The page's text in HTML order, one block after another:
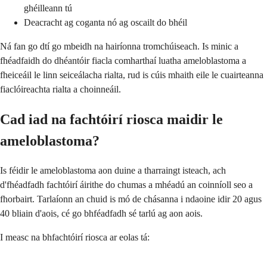
ghéilleann tú
Deacracht ag coganta nó ag oscailt do bhéil
Ná fan go dtí go mbeidh na hairíonna tromchúiseach. Is minic a
fhéadfaidh do dhéantóir fiacla comharthaí luatha ameloblastoma a
fheiceáil le linn seiceálacha rialta, rud is cúis mhaith eile le cuairteanna
fiaclóireachta rialta a choinneáil.
Cad iad na fachtóirí riosca maidir le
ameloblastoma?
Is féidir le ameloblastoma aon duine a tharraingt isteach, ach
d'fhéadfadh fachtóirí áirithe do chumas a mhéadú an coinníoll seo a
fhorbairt. Tarlaíonn an chuid is mó de chásanna i ndaoine idir 20 agus
40 bliain d'aois, cé go bhféadfadh sé tarlú ag aon aois.
I measc na bhfachtóirí riosca ar eolas tá: